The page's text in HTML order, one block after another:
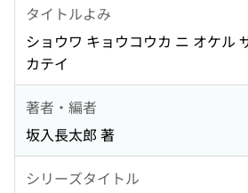
タイトルよみ
ショウワ キョウコウカ ニ オケル
カテイ
著者・編者
坂入長太郎 著
シリーズタイトル